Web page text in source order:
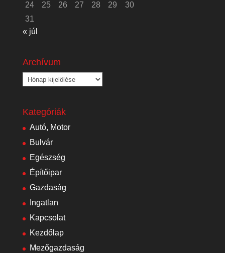
24
25 26 27 28 29
30
31
« júl
Archívum
Archívum
Kategóriák
Autó, Motor
Bulvár
Egészség
Építőipar
Gazdaság
Ingatlan
Kapcsolat
Kezdőlap
Mezőgazdaság